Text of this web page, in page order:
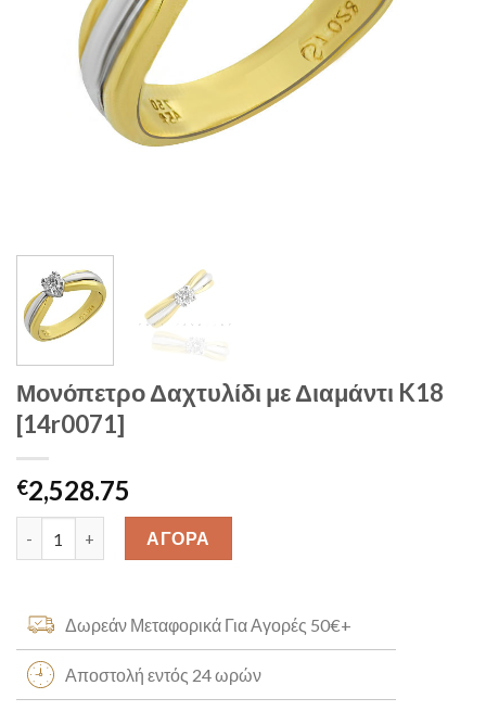
Μονόπετρο Δαχτυλίδι με Διαμάντι K18
[14r0071]
€2,528.75
Μονόπετρο Δαχτυλίδι με Διαμάντι K18 [14r0071] quantity
ΑΓΟΡΑ
Δωρεάν Μεταφορικά Για Αγορές 50€+
Αποστολή εντός 24 ωρών